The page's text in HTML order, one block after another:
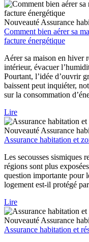
Nouveauté Assurance
Comment bien aérer sa
facture énergétique
Aérer sa maison en hiver
intérieur, évacuer
Pourtant, l’idée d’ouvrir
baissent peut inquiéter,
sur la consommation
Lire
Nouveauté Assurance
Assurance habitation et
Les secousses sismiques
régions sont plus
question importante pour
logement est-il protégé
Lire
Nouveauté Assurance
Assurance habitation et